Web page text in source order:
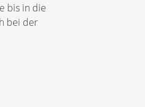
bis in die
bei der